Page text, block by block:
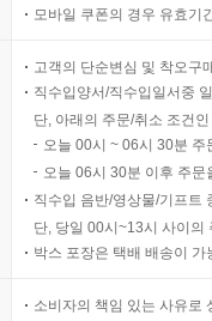
모바일 쿠폰의 경우 유효기
고객의 단순변심 및 착오구
직수입양서/직수입일서중
단, 아래의 주문/취소 조건
오늘 00시 ~ 06시 30분
오늘 06시 30분 이후 주
직수입 음반/영상물/기프트
단, 당일 00시~13시 사이의
박스 포장은 택배 배송이
소비자의 책임 있는 사유로